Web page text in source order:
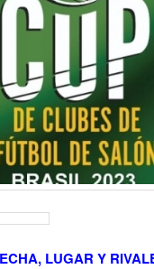
LUGAR Y